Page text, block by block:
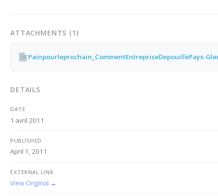
ATTACHMENTS (1)
DETAILS
DATE
1 avril 2011
PUBLISHED
April 1, 2011
EXTERNAL LINK
View Original →